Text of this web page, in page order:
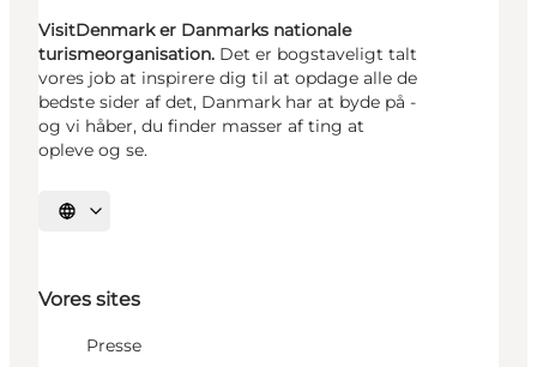
VisitDenmark er Danmarks nationale
turismeorganisation. Det er bogstaveligt talt
vores job at inspirere dig til at opdage alle de
bedste sider af det, Danmark har at byde på -
og vi håber, du finder masser af ting at
opleve og se.
Vælg sprog
Vores sites
Presse